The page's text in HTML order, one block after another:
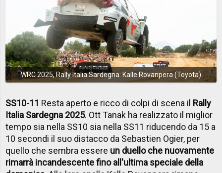
WRC 2025, Rally Italia Sardegna: Kalle Rovanpera (Toyota)
SS10-11 Resta aperto e ricco di colpi di scena il Rally
Italia Sardegna 2025. Ott Tanak ha realizzato il miglior
tempo sia nella SS10 sia nella SS11 riducendo da 15 a
10 secondi il suo distacco da Sebastien Ogier, per
quello che sembra essere un duello che nuovamente
rimarrà incandescente fino all'ultima speciale della